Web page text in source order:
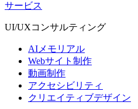
サービス
UI/UXコンサルティング
AIメモリアル
Webサイト制作
動画制作
アクセシビリティ
クリエイティブデザイン